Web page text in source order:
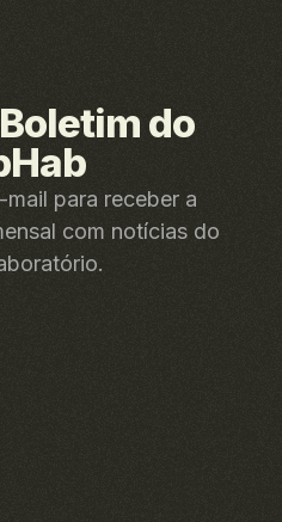
do
para receber a
com notícias do